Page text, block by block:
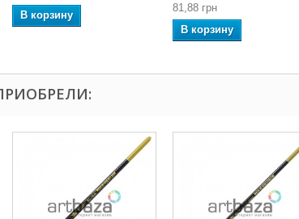
В корзину
81,88 грн
В корзину